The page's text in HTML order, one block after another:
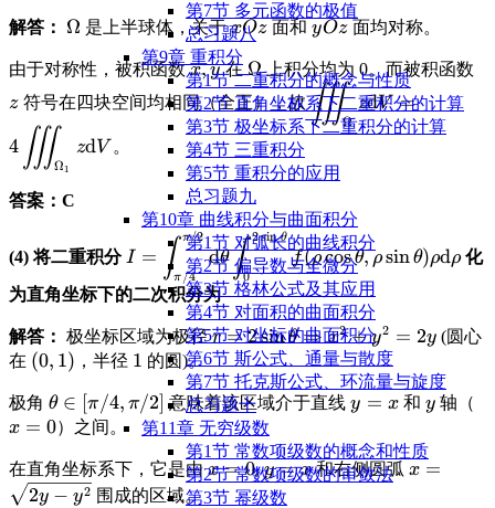
第7节 多元函数的极值
总习题八
第9章 重积分
第1节 ⼆重积分的概念与性质
第2节 直⾓坐标系下⼆重积分的计算
第3节 极坐标系下⼆重积分的计算
第4节 三重积分
第5节 重积分的应用
总习题九
第10章 曲线积分与曲面积分
第1节 对弧长的曲线积分
第2节 偏导数与全微分
第3节 格林公式及其应⽤
第4节 对⾯积的曲⾯积分
第5节 对坐标的曲⾯积分
第6节 斯公式、通量与散度
第7节 托克斯公式、环流量与旋度
总习题十
第11章 无穷级数
第1节 常数项级数的概念和性质
第2节 常数项级数的审敛法
第3节 幂级数
x^2+y^2+z^2
\leqslant
R^2, z
\geqslant 0\}
解答：
\displaystyle
\Omega
Ω 是上半球体，关于\displaystyle
xOz
xOz 面和\displaystyle
yOz 面均对称。
由于对称性，被积函数\displaystyle
x, y
x,y在 \displaystyle
\Omega
Ω上积分均为 0。而被积函数
z符号在四块空间均相同（全正），故\displaystyle
\iiint_\Omega z
\text{d}V =
4\iiint_{\Omega_1}
z \text{d}V
∭Ω
zdV =
4 ∭Ω1
zdV 。
答案：C
(4) 将二重积分
\displaystyle I =
\int_{\pi/4}^{\pi/2}
\text{d}\theta
\int_0^{2\sin\theta}
f(\rho\cos\theta,
\rho\sin\theta)\rho\text{d}
I = ∫π/4
π/2
dθ ∫0
2sinθ
f(ρcosθ, ρsinθ)ρdρ化
为直角坐标下的二次积分为
解答： 极坐标区域为极径\displaystyle
r =
2\sin\theta
\Rightarrow
x^2+y^2=2y
r = 2sinθ ⇒ x2 + y2 = 2y (圆心
在 \displaystyle
(0, 1) ，半径 \displaystyle
1 的圆)。
极角 \displaystyle
\theta \in
\pi/2]
θ ∈ [π/4, π/2] 意味着该区域介于直线\displaystyle
y = x和 y 轴（
x = 0）之间。
在直角坐标系下，它是由\displaystyle
x=0
x = 0,\displaystyle
y=x
y = x和右侧圆弧x =
2y − y2 围成的区域。